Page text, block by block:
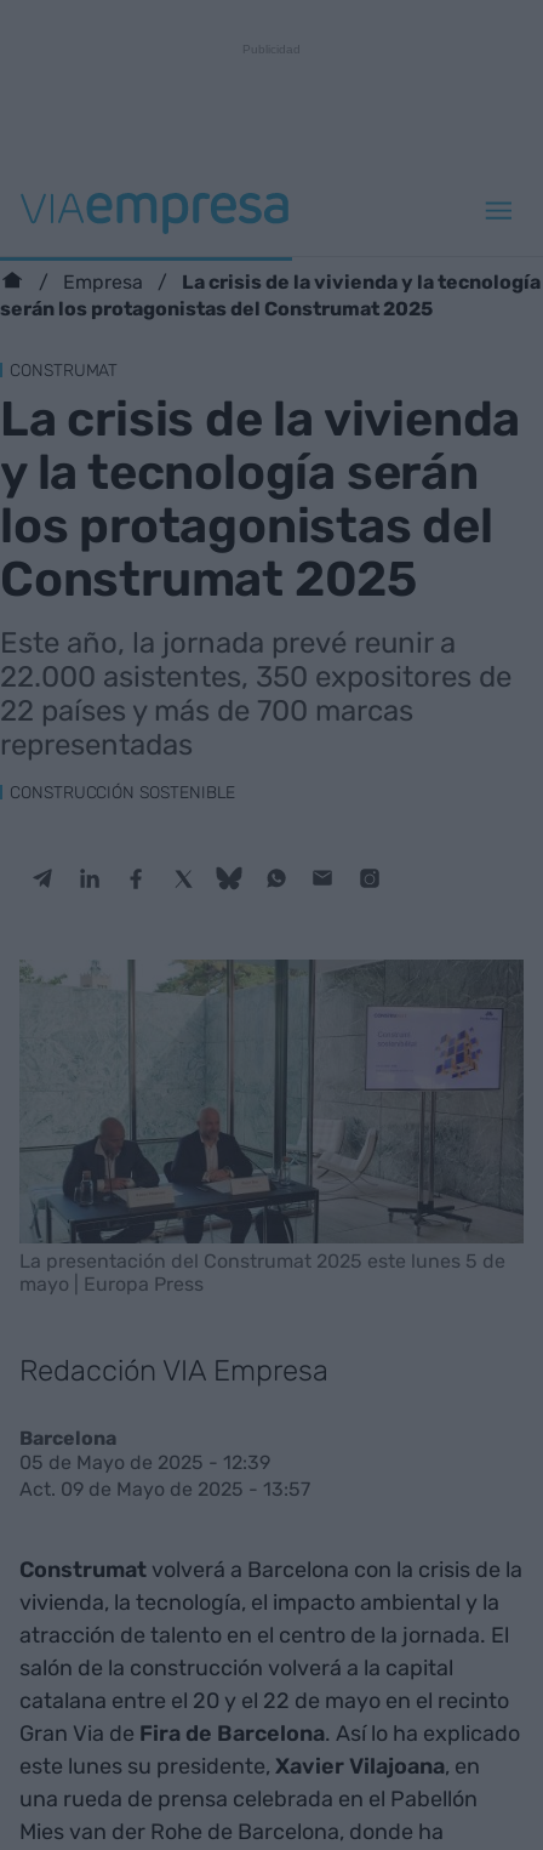
Empresa
La crisis de la vivienda y la tecnología
serán los protagonistas del Construmat 2025
CONSTRUMAT
La crisis de la vivienda
y la tecnología serán
los protagonistas del
Construmat 2025
Este año, la jornada prevé reunir a
22.000 asistentes, 350 expositores de
22 países y más de 700 marcas
representadas
CONSTRUCCIÓN SOSTENIBLE
La presentación del Construmat 2025 este lunes 5 de
mayo | Europa Press
Redacción VIA Empresa
Barcelona
05 de Mayo de 2025 - 12:39
Act. 09 de Mayo de 2025 - 13:57
Construmat volverá a Barcelona con la crisis de la
vivienda, la tecnología, el impacto ambiental y la
atracción de talento en el centro de la jornada. El
salón de la construcción volverá a la capital
catalana entre el 20 y el 22 de mayo en el recinto
Gran Via de Fira de Barcelona. Así lo ha explicado
este lunes su presidente, Xavier Vilajoana, en
una rueda de prensa celebrada en el Pabellón
Mies van der Rohe de Barcelona, ​​donde ha